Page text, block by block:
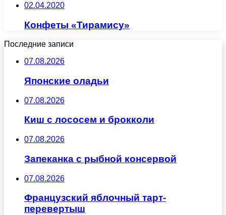
02.04.2020
Конфеты «Тирамису»
Последние записи
07.08.2026
Японские оладьи
07.08.2026
Киш с лососем и брокколи
07.08.2026
Запеканка с рыбной консервой
07.08.2026
Французский яблочный тарт-
перевертыш